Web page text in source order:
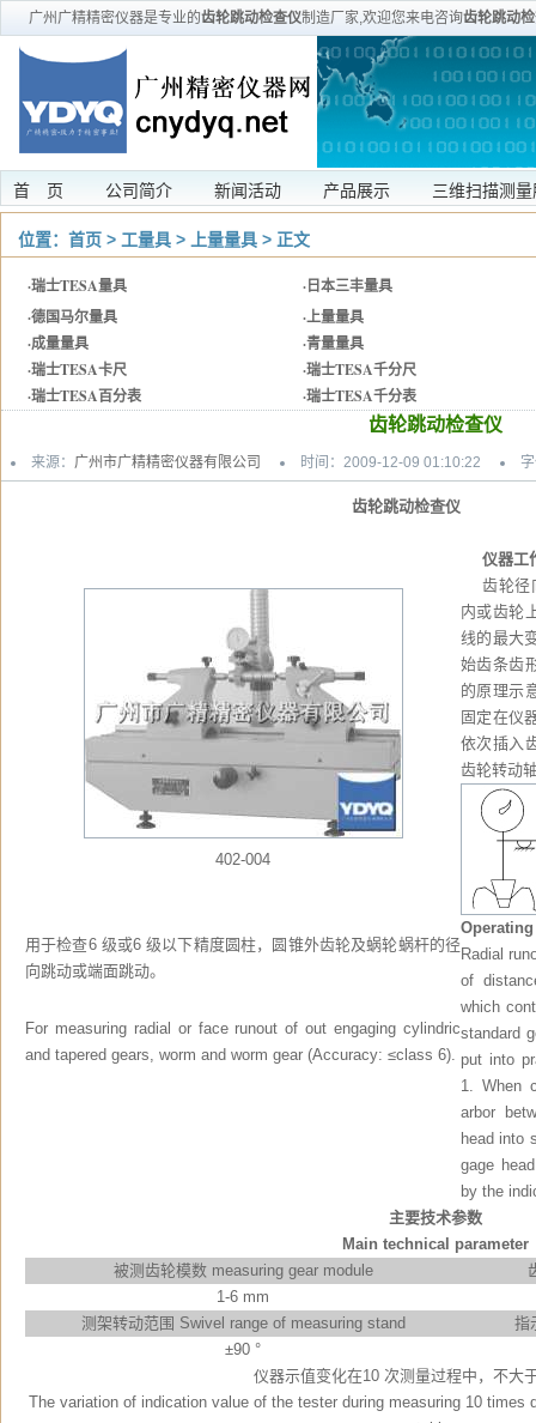
广州广精精密仪器是专业的齿轮跳动检查仪制造厂家,欢迎您来电咨询齿轮跳动
首 页 公司简介 新闻活动 产品展示 三维扫描测
位置： 首页 > 工量具 > 上量量具 > 正文
·瑞士TESA量具 ·日本三丰量具
·德国马尔量具 ·上量量具
·成量量具 ·青量量具
·瑞士TESA卡尺 ·瑞士TESA千分尺
·瑞士TESA百分表 ·瑞士TESA千分表
齿轮跳动检查仪
来源： 广州市广精精密仪器有限公司 时间：2009-12-09 01:10:22
齿轮跳动检查仪
402-004
仪器工
aa齿轮径
内或齿轮
线的最大
始齿条齿
的原理示
固定在仪
依次插入
齿轮转动
用于检查6 级或6 级以下精度圆柱，圆锥外齿轮及蜗轮蜗杆的径
向跳动或端面跳动。
Radial
of
which
standard
put into
1. When
arbor
head into
gage
by the
For measuring radial or face runout of out engaging cylindric
and tapered gears, worm and worm gear (Accuracy: ≤class 6).
主要技术参数
Main technical parameter
被测齿轮模数 measuring gear module
1-6 mm
测架转动范围 Swivel range of measuring stand
指
±90 °
仪器示值变化在10 次测量过程中，不大
The variation of indication value of the tester during measuring 10 times